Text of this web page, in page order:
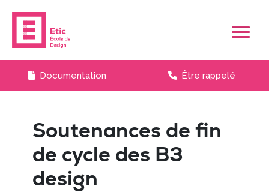
Documentation Être rappelé
Soutenances de fin
de cycle des B3
design